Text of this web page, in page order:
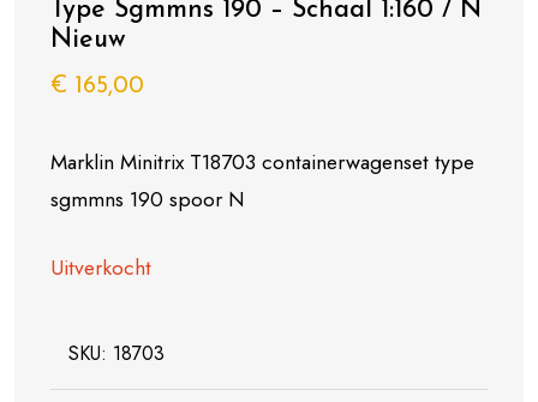
Type Sgmmns 190 – Schaal 1:160 / N
Nieuw
€ 165,00
Marklin Minitrix T18703 containerwagenset type
sgmmns 190 spoor N
Uitverkocht
SKU: 18703